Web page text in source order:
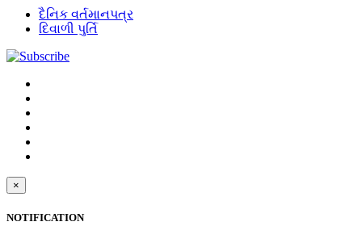
દૈનિક વર્તમાનપત્ર
દિવાળી પુર્તિ
×
NOTIFICATION